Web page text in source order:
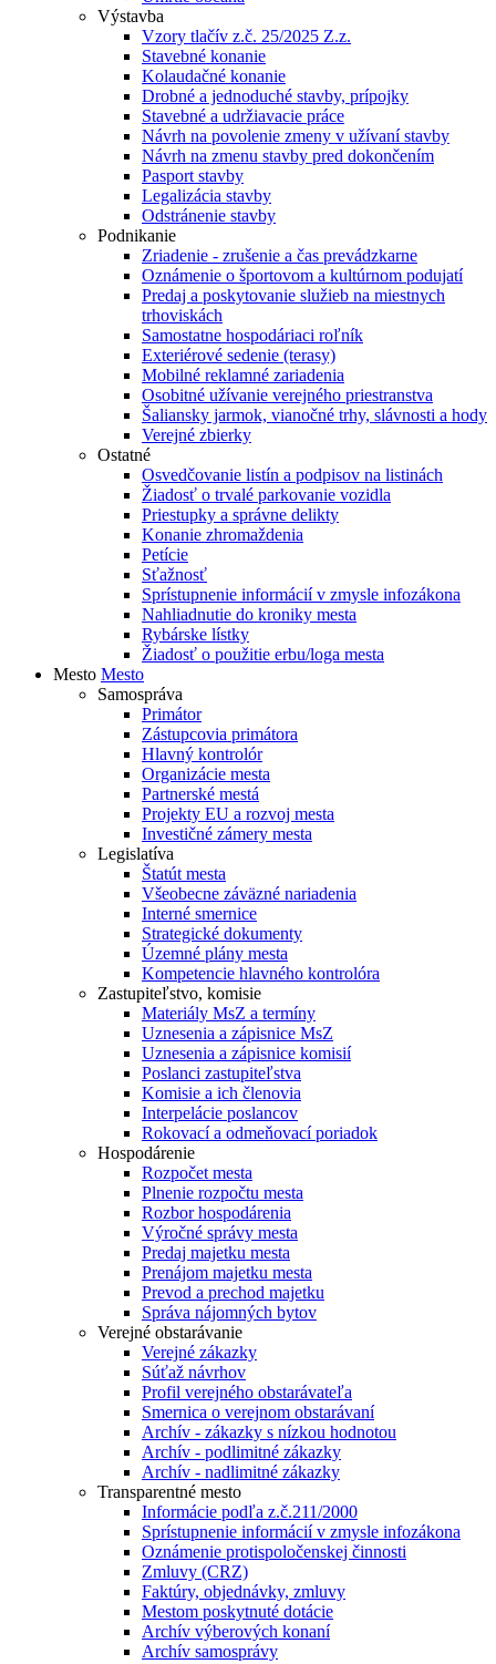
Výstavba
Vzory tlačív z.č. 25/2025 Z.z.
Stavebné konanie
Kolaudačné konanie
Drobné a jednoduché stavby, prípojky
Stavebné a udržiavacie práce
Návrh na povolenie zmeny v užívaní stavby
Návrh na zmenu stavby pred dokončením
Pasport stavby
Legalizácia stavby
Odstránenie stavby
Podnikanie
Zriadenie - zrušenie a čas prevádzkarne
Oznámenie o športovom a kultúrnom podujatí
Predaj a poskytovanie služieb na miestnych
trhoviskách
Samostatne hospodáriaci roľník
Exteriérové sedenie (terasy)
Mobilné reklamné zariadenia
Osobitné užívanie verejného priestranstva
Šaliansky jarmok, vianočné trhy, slávnosti a hody
Verejné zbierky
Ostatné
Osvedčovanie listín a podpisov na listinách
Žiadosť o trvalé parkovanie vozidla
Priestupky a správne delikty
Konanie zhromaždenia
Petície
Sťažnosť
Sprístupnenie informácií v zmysle infozákona
Nahliadnutie do kroniky mesta
Rybárske lístky
Žiadosť o použitie erbu/loga mesta
Mesto Mesto
Samospráva
Primátor
Zástupcovia primátora
Hlavný kontrolór
Organizácie mesta
Partnerské mestá
Projekty EU a rozvoj mesta
Investičné zámery mesta
Legislatíva
Štatút mesta
Všeobecne záväzné nariadenia
Interné smernice
Strategické dokumenty
Územné plány mesta
Kompetencie hlavného kontrolóra
Zastupiteľstvo, komisie
Materiály MsZ a termíny
Uznesenia a zápisnice MsZ
Uznesenia a zápisnice komisií
Poslanci zastupiteľstva
Komisie a ich členovia
Interpelácie poslancov
Rokovací a odmeňovací poriadok
Hospodárenie
Rozpočet mesta
Plnenie rozpočtu mesta
Rozbor hospodárenia
Výročné správy mesta
Predaj majetku mesta
Prenájom majetku mesta
Prevod a prechod majetku
Správa nájomných bytov
Verejné obstarávanie
Verejné zákazky
Súťaž návrhov
Profil verejného obstarávateľa
Smernica o verejnom obstarávaní
Archív - zákazky s nízkou hodnotou
Archív - podlimitné zákazky
Archív - nadlimitné zákazky
Transparentné mesto
Informácie podľa z.č.211/2000
Sprístupnenie informácií v zmysle infozákona
Oznámenie protispoločenskej činnosti
Zmluvy (CRZ)
Faktúry, objednávky, zmluvy
Mestom poskytnuté dotácie
Archív výberových konaní
Archív samosprávy